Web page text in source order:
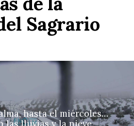
Sagrario
hasta el miércoles…